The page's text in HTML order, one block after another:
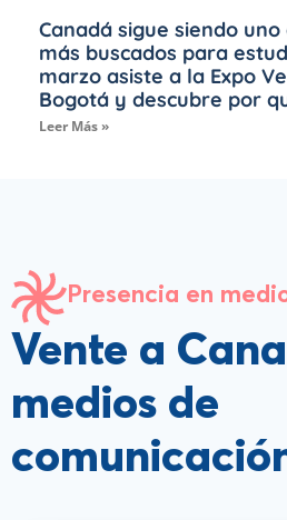
Canadá sigue siendo
más buscados para
marzo asiste a la Expo
Bogotá y descubre por
Leer Más »
Presencia en
Vente a
medios de